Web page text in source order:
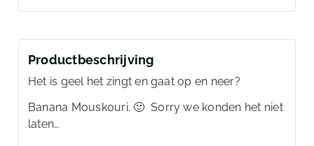
Productbeschrijving
Het is geel het zingt en gaat op en neer?
Banana Mouskouri. 🙂 Sorry we konden het niet
laten…